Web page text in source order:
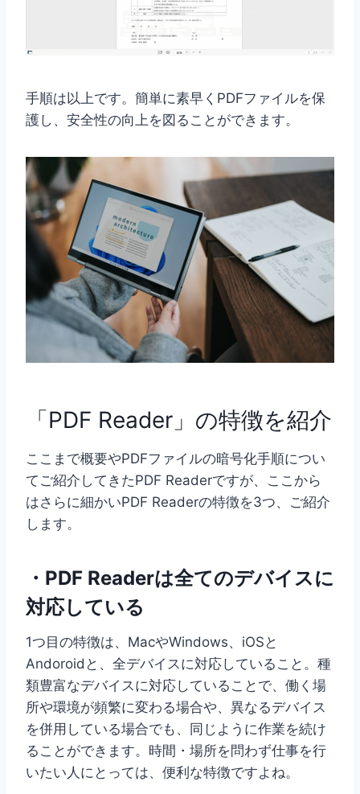
手順は以上です。簡単に素早くPDFファイルを保
護し、安全性の向上を図ることができます。
「PDF Reader」の特徴を紹介
ここまで概要やPDFファイルの暗号化手順につい
てご紹介してきたPDF Readerですが、ここから
はさらに細かいPDF Readerの特徴を3つ、ご紹介
します。
・PDF Readerは全てのデバイスに
対応している
1つ目の特徴は、MacやWindows、iOSと
Andoroidと、全デバイスに対応していること。種
類豊富なデバイスに対応していることで、働く場
所や環境が頻繁に変わる場合や、異なるデバイス
を併用している場合でも、同じように作業を続け
ることができます。時間・場所を問わず仕事を行
いたい人にとっては、便利な特徴ですよね。